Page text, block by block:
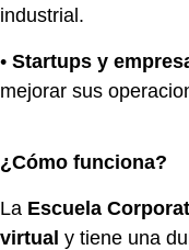
industrial.
• Startups y
mejorar sus
¿Cómo funciona?
La Escuela
virtual y tiene una